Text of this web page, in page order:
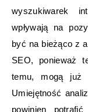
wyszukiwarek
wpływają na
być na bieżąco z
SEO, ponieważ
temu, mogą już
Umiejętność
powinien